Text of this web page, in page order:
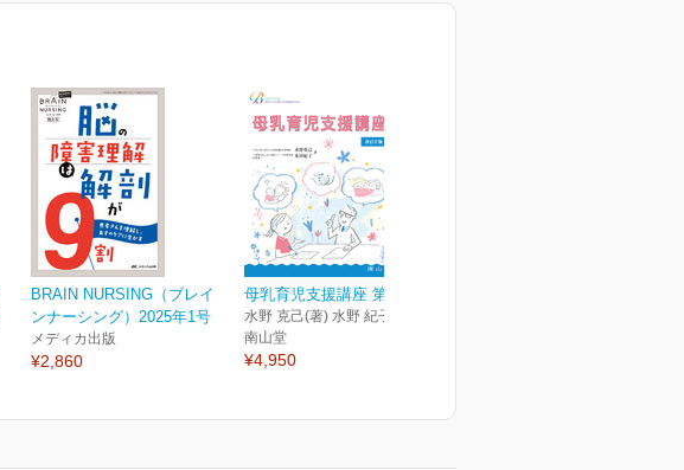
BRAIN NURSING（ブレイ
ンナーシング）2025年1号
メディカ出版
¥2,860
母乳育児支援講座 第2版
水野 克己(著) 水野 紀子(著)
南山堂
¥4,950